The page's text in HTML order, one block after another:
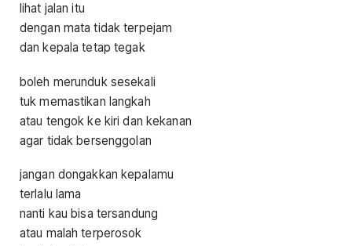
lihat jalan itu
dengan mata tidak terpejam
dan kepala tetap tegak
boleh merunduk sesekali
tuk memastikan langkah
atau tengok ke kiri dan kekanan
agar tidak bersenggolan
jangan dongakkan kepalamu
terlalu lama
nanti kau bisa tersandung
atau malah terperosok